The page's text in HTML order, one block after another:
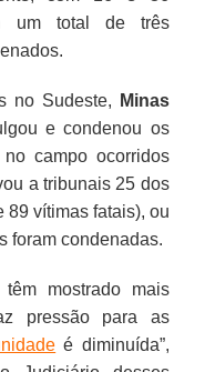
um total de três
no Sudeste,
Minas
e condenou os
campo ocorridos
a tribunais 25 dos
89 vítimas fatais), ou
foram condenadas.
mostrado mais
pressão para as
é diminuída”,